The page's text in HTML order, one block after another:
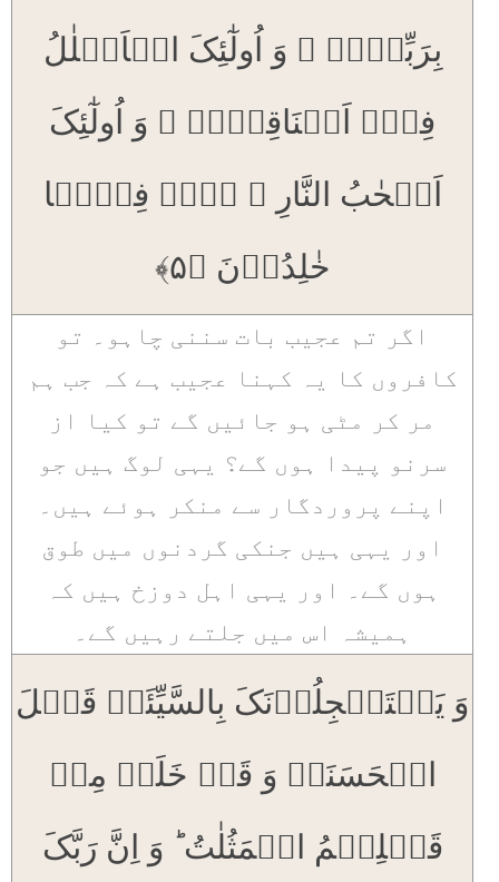
بِرَبِّہِمۡ ۚ وَ اُولٰٓئِکَ الۡاَغۡلٰلُ
فِیۡۤ اَعۡنَاقِہِمۡ ۚ وَ اُولٰٓئِکَ
اَصۡحٰبُ النَّارِ ۚ ہُمۡ فِیۡہَا
خٰلِدُوۡنَ ﴿۵﴾
اگر تم عجیب بات سننی چاہو۔ تو
کافروں کا یہ کہنا عجیب ہے کہ جب ہم
مر کر مٹی ہو جائیں گے تو کیا از
سرنو پیدا ہوں گے؟ یہی لوگ ہیں جو
اپنے پروردگار سے منکر ہوئے ہیں۔
اور یہی ہیں جنکی گردنوں میں طوق
ہوں گے۔ اور یہی اہل دوزخ ہیں کہ
ہمیشہ اس میں جلتے رہیں گے۔
وَ یَسۡتَعۡجِلُوۡنَکَ بِالسَّیِّئَۃِ قَبۡلَ
الۡحَسَنَۃِ وَ قَدۡ خَلَتۡ مِنۡ
قَبۡلِہِمُ الۡمَثُلٰتُ ؕ وَ اِنَّ رَبَّکَ